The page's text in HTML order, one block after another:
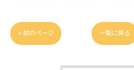
< 前のページ 一覧に戻る